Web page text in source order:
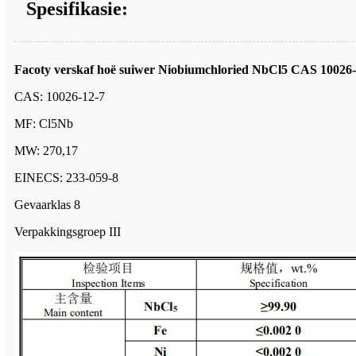
Spesifikasie:
Facoty verskaf hoë suiwer Niobiumchloried NbCl5 CAS
CAS: 10026-12-7
MF: Cl5Nb
MW: 270,17
EINECS: 233-059-8
Gevaarklas 8
Verpakkingsgroep III